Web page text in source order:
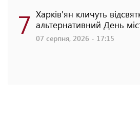
7 Харків'ян кличуть
альтернативний День
07 серпня, 2026 - 17:15